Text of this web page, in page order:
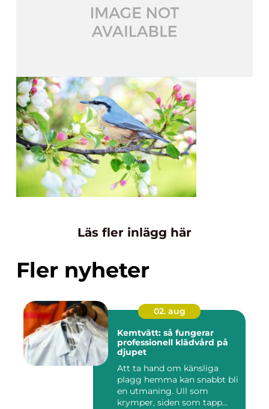
Läs fler inlägg här
Fler nyheter
02. aug
Kemtvätt: så fungerar
professionell klädvård på
djupet
Att ta hand om känsliga
plagg hemma kan snabbt bli
en utmaning. Ull som
krymper, siden som tapp...